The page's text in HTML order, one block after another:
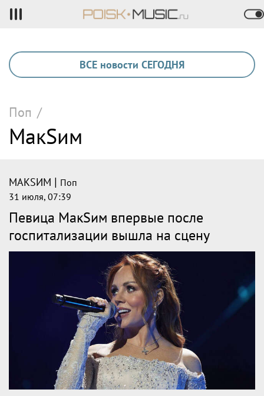
ВСЕ новости СЕГОДНЯ
Поп /
МакSим
МАКSИМ | Поп
31 июля, 07:39
Певица МакSим впервые после
госпитализации вышла на сцену